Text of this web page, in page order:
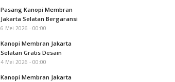
Pasang Kanopi Membran
Jakarta Selatan Bergaransi
6 Mei 2026 - 00:00
Kanopi Membran Jakarta
Selatan Gratis Desain
4 Mei 2026 - 00:00
Kanopi Membran Jakarta